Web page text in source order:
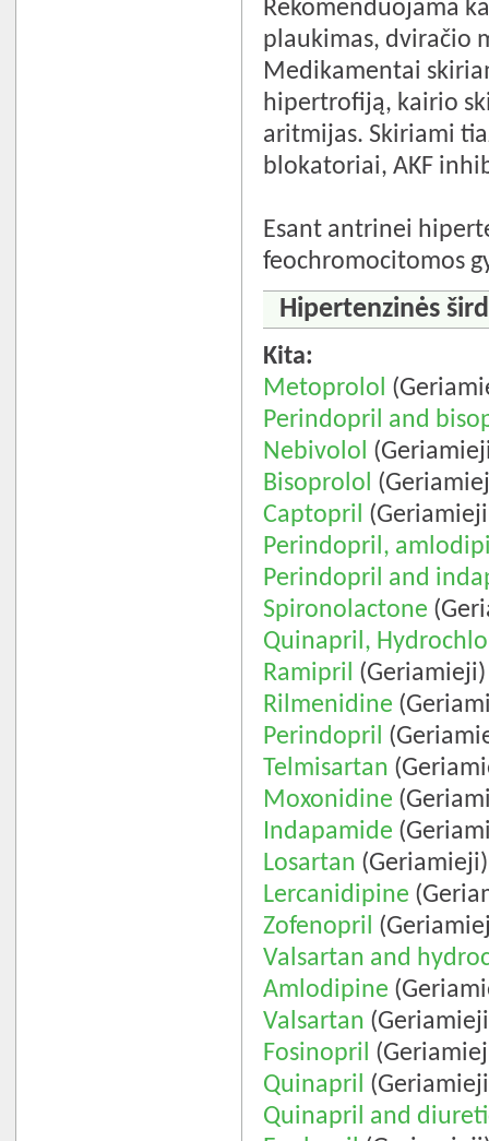
Rekomenduojama
plaukimas, dviračio
Medikamentai
hipertrofiją, kairio
aritmijas. Skiriami
blokatoriai, AKF
Esant antrinei
feochromocitomos
Hipertenzinės
Kita:
Metoprolol
Perindopril and
Nebivolol
Bisoprolol
Captopril
Perindopril,
Perindopril and
Spironolactone
Quinapril,
Ramipril (Geriamieji)
Rilmenidine
Perindopril
Telmisartan
Moxonidine
Indapamide
Losartan (Geriamieji)
Lercanidipine
Zofenopril
Valsartan and
Amlodipine
Valsartan
Fosinopril
Quinapril
Quinapril and